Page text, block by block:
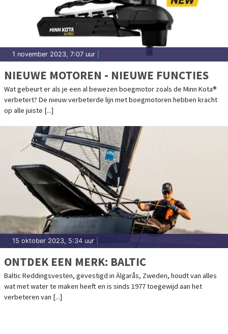
1 november 2023, 7:07 uur
NIEUWE MOTOREN - NIEUWE FUNCTIES
Wat gebeurt er als je een al bewezen boegmotor zoals de Minn Kota®
verbetert? De nieuw verbeterde lijn met boegmotoren hebben kracht
op alle juiste [...]
15 oktober 2023, 5:34 uur
ONTDEK EEN MERK: BALTIC
Baltic Reddingsvesten, gevestigd in Älgarås, Zweden, houdt van alles
wat met water te maken heeft en is sinds 1977 toegewijd aan het
verbeteren van [...]